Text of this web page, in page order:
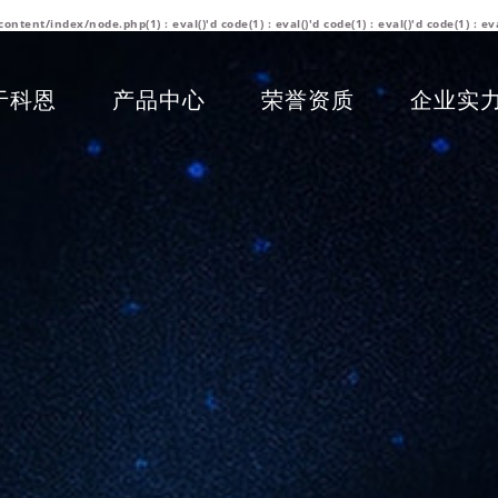
index/node.php(1) : eval()'d code(1) : eval()'d code(1) : eval()'d code(1) :
科恩 产品中心 荣誉资质 企业实